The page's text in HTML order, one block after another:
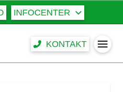
INFOCENTER
KONTAKT